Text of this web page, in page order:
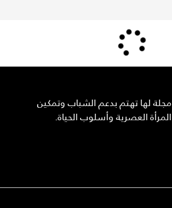
مجلة لها تهتم بدعم الشباب وتمكين
المرأة العصرية وأسلوب الحياة.